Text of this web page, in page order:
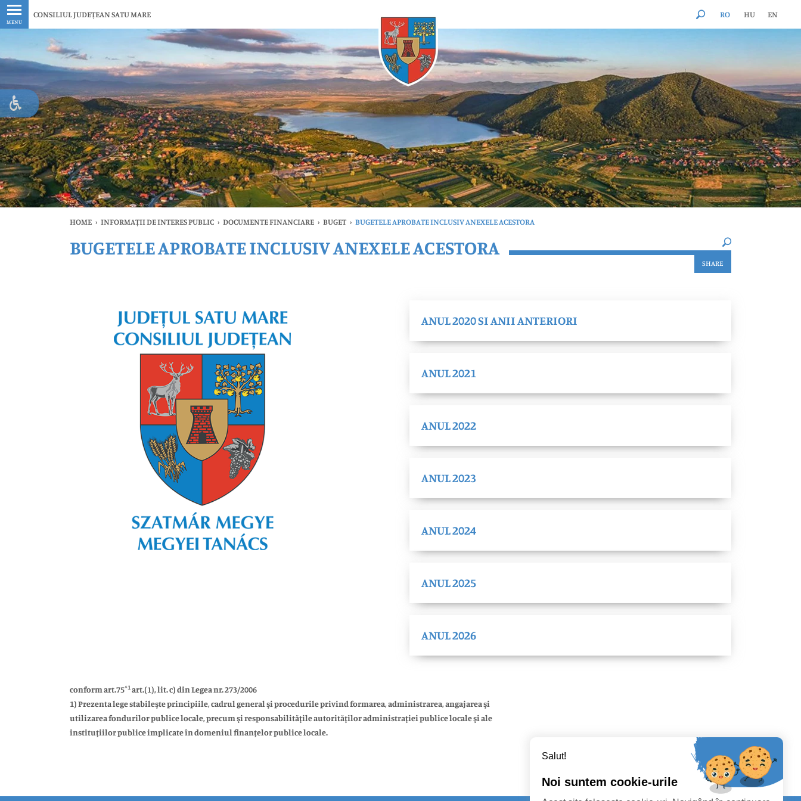
MENU
CONSILIUL JUDEȚEAN SATU MARE RO HU EN
HOME › INFORMAȚII DE INTERES PUBLIC › DOCUMENTE FINANCIARE › BUGET › BUGETELE APROBATE INCLUSIV ANEXELE ACESTORA
Ultimele Oricând
BUGETELE APROBATE INCLUSIV ANEXELE ACESTORA
SHARE
ANUL 2020 SI ANII ANTERIORI
ANUL 2021
ANUL 2022
ANUL 2023
ANUL 2024
ANUL 2025
ANUL 2026
conform art.75^1 art.(1), lit. c) din Legea nr. 273/2006
1) Prezenta lege stabileşte principiile, cadrul general şi procedurile privind formarea, administrarea, angajarea şi
utilizarea fondurilor publice locale, precum şi responsabilităţile autorităţilor administraţiei publice locale şi ale
instituţiilor publice implicate în domeniul finanţelor publice locale.
Salut!
Noi suntem cookie-urile